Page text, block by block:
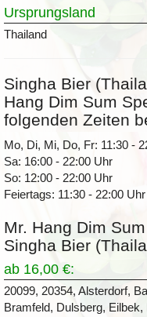
Ursprungsland
Thailand
Singha Bier
Hang Dim Sum
folgenden Zeiten
Mo, Di, Mi, Do, Fr: 11:30 -
Sa: 16:00 - 22:00 Uhr
So: 12:00 - 22:00 Uhr
Feiertags: 11:30 - 22:00 Uhr
Mr. Hang Dim
Singha Bier
ab 16,00 €:
20099, 20354, Alsterdorf,
Bramfeld, Dulsberg,